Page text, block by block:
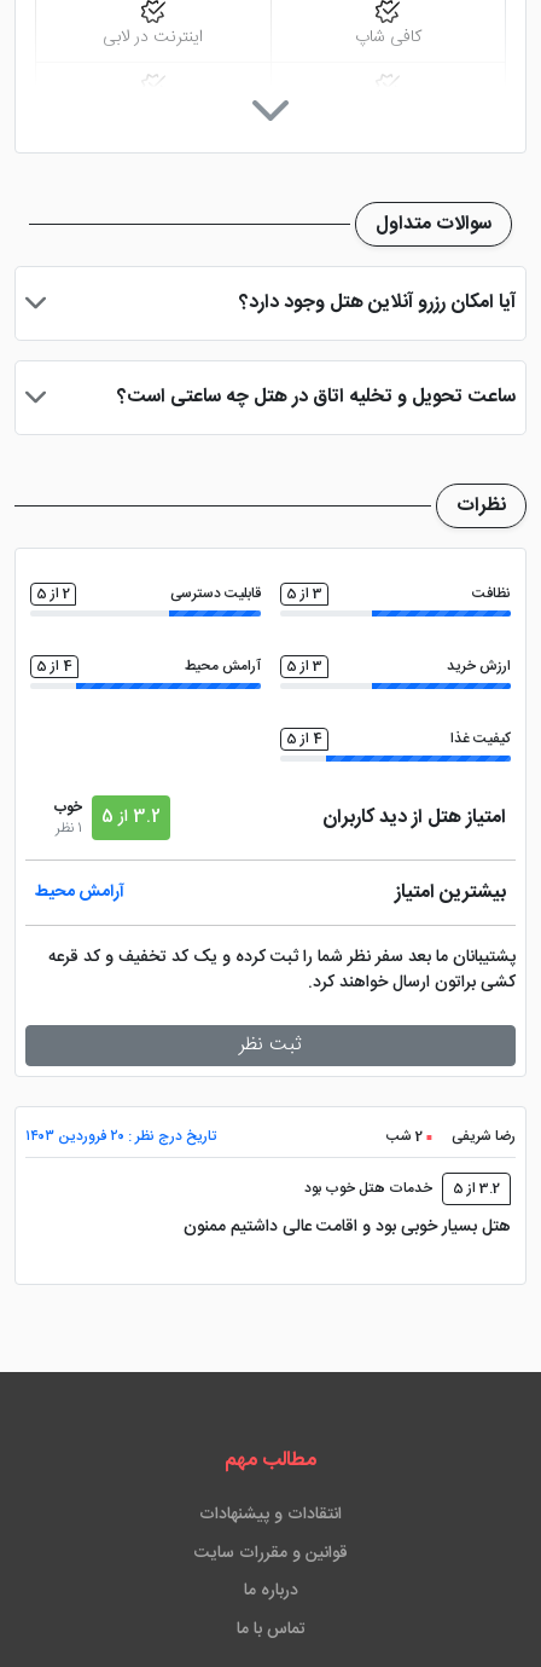
کافی شاپ اینترنت در لابی
تلویزیون معمولی
سوالات متداول
آیا امکان رزرو آنلاین هتل وجود دارد؟
بله، با انتخاب تاریخ ورود و خروج، نوع اتاق و تعداد نفرات می توانید
دریافت نمایید.
ساعت تحویل و تخلیه اتاق در هتل چه ساعتی است؟
ساعت تحویل اتاق ساعت 2 بعد از ظهر و ساعت تخلیه اتاق 12 ظهر
نظرات
نظافت 3 از 5 قابلیت دسترسی 2 از 5
ارزش خرید 3 از 5 آرامش محیط 4 از 5
کیفیت غذا 4 از 5
امتیاز هتل از دید کاربران 3.2 از 5
خوب
1 نظر
بیشترین امتیاز آرامش محیط
پشتیبانان ما بعد سفر نظر شما را ثبت کرده و یک کد تخفیف و کد قرعه
کشی براتون ارسال خواهند کرد.
ثبت نظر
رضا شریفی 2 شب تاریخ درج نظر : ۲۰ فروردین ۱۴۰۳
3.2 از 5 خدمات هتل خوب بود
هتل بسیار خوبی بود و اقامت عالی داشتیم ممنون
مطالب مهم
انتقادات و پیشنهادات
قوانین و مقررات سایت
درباره ما
تماس با ما